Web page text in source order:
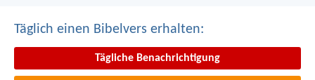
Täglich einen Bibelvers erhalten:
Tägliche Benachrichtigung